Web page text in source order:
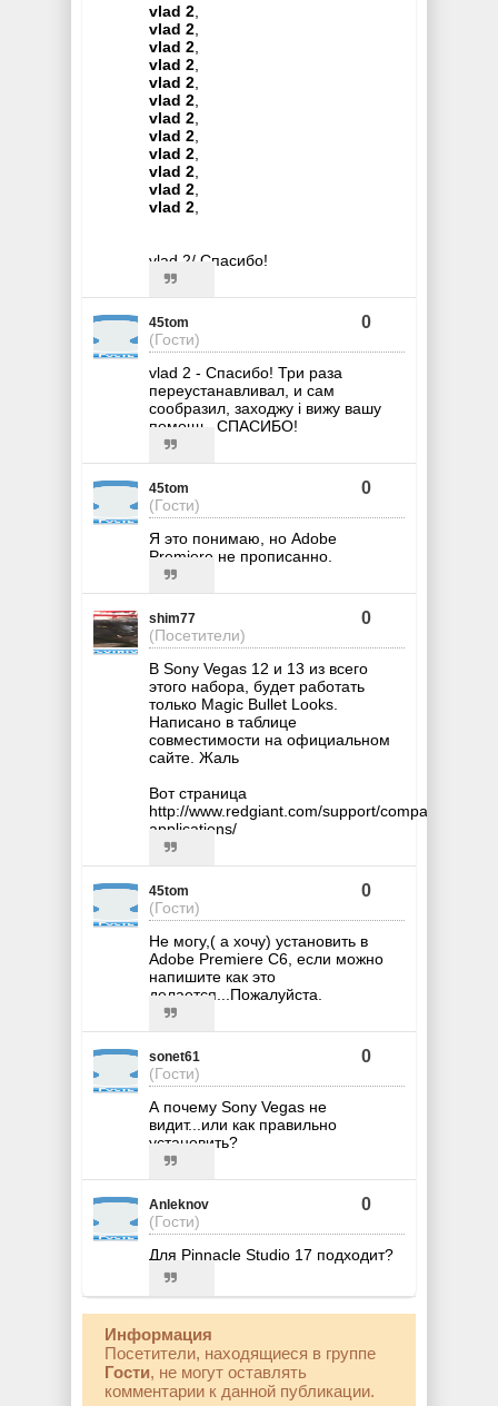
vlad 2
vlad 2
vlad 2
vlad 2
vlad 2
vlad 2
vlad 2
vlad 2
vlad 2
vlad 2
vlad 2
vlad 2
vlad 2/ Спасибо!
45tom
(Гости)
0
vlad 2 - Спасибо! Три раза
переустанавливал, и сам
сообразил, заходжу і вижу вашу
помощь. СПАСИБО!
45tom
(Гости)
0
Я это понимаю, но Adobe
Premiere не прописанно.
shim77
(Посетители)
0
В Sony Vegas 12 и 13 из всего
этого набора, будет работать
только Magic Bullet Looks.
Написано в таблице
совместимости на официальном
сайте. Жаль
Вот страница
http://www.redgiant.com/support/compatibility/
applications/
45tom
(Гости)
0
Не могу,( а хочу) установить в
Adobe Premiere C6, если можно
напишите как это
делается...Пожалуйста.
sonet61
(Гости)
0
А почему Sony Vegas не
видит...или как правильно
установить?
Anleknov
(Гости)
0
Для Pinnacle Studio 17 подходит?
Информация
Посетители, находящиеся в группе
Гости, не могут оставлять
комментарии к данной публикации.